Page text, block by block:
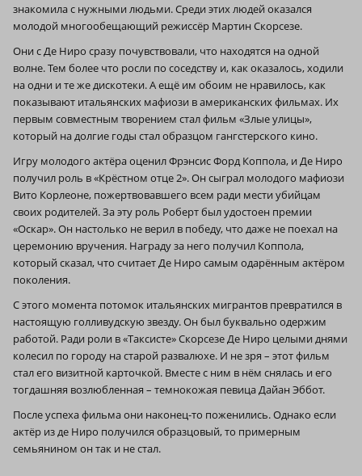
знакомила с нужными людьми. Среди этих людей оказался
молодой многообещающий режиссёр Мартин Скорсезе.
Они с Де Ниро сразу почувствовали, что находятся на одной
волне. Тем более что росли по соседству и, как оказалось, ходили
на одни и те же дискотеки. А ещё им обоим не нравилось, как
показывают итальянских мафиози в американских фильмах. Их
первым совместным творением стал фильм «Злые улицы»,
который на долгие годы стал образцом гангстерского кино.
Игру молодого актёра оценил Фрэнсис Форд Коппола, и Де Ниро
получил роль в «Крёстном отце 2». Он сыграл молодого мафиози
Вито Корлеоне, пожертвовавшего всем ради мести убийцам
своих родителей. За эту роль Роберт был удостоен премии
«Оскар». Он настолько не верил в победу, что даже не поехал на
церемонию вручения. Награду за него получил Коппола,
который сказал, что считает Де Ниро самым одарённым актёром
поколения.
С этого момента потомок итальянских мигрантов превратился в
настоящую голливудскую звезду. Он был буквально одержим
работой. Ради роли в «Таксисте» Скорсезе Де Ниро целыми днями
колесил по городу на старой развалюхе. И не зря – этот фильм
стал его визитной карточкой. Вместе с ним в нём снялась и его
тогдашняя возлюбленная – темнокожая певица Дайан Эббот.
После успеха фильма они наконец-то поженились. Однако если
актёр из де Ниро получился образцовый, то примерным
семьянином он так и не стал.